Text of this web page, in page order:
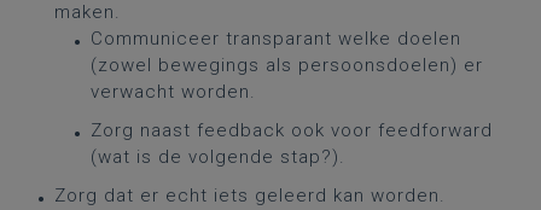
maken.
Communiceer transparant welke doelen
(zowel bewegings als persoonsdoelen) er
verwacht worden.
Zorg naast feedback ook voor feedforward
(wat is de volgende stap?).
Zorg dat er echt iets geleerd kan worden.